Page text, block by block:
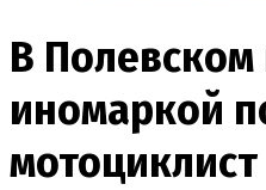
В Полевском
иномаркой
мотоциклист